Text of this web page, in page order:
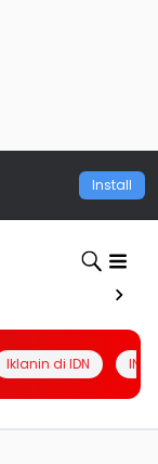
Install
Iklanin di IDN